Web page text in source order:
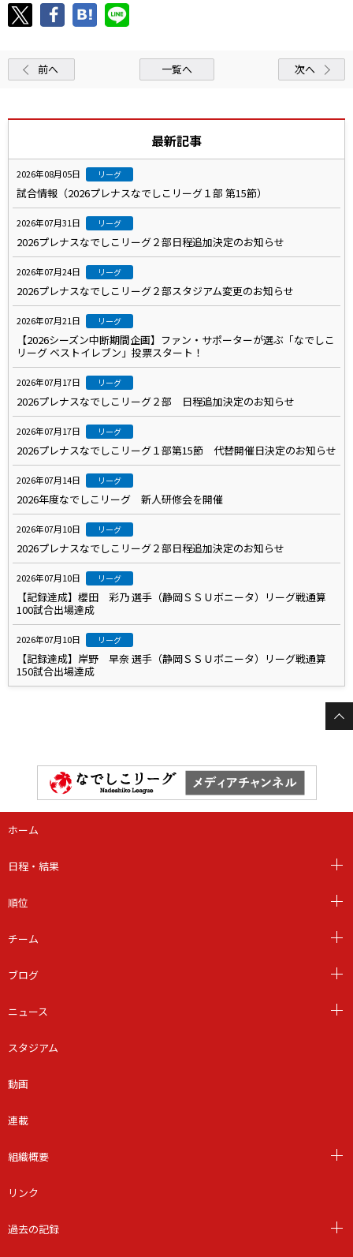
前へ 一覧へ 次へ
最新記事
2026年08月05日 リーグ
試合情報（2026プレナスなでしこリーグ１部 第15節）
2026年07月31日 リーグ
2026プレナスなでしこリーグ２部日程追加決定のお知らせ
2026年07月24日 リーグ
2026プレナスなでしこリーグ２部スタジアム変更のお知らせ
2026年07月21日 リーグ
【2026シーズン中断期間企画】ファン・サポーターが選ぶ「なでしこ
リーグ ベストイレブン」投票スタート！
2026年07月17日 リーグ
2026プレナスなでしこリーグ２部 日程追加決定のお知らせ
2026年07月17日 リーグ
2026プレナスなでしこリーグ１部第15節 代替開催日決定のお知らせ
2026年07月14日 リーグ
2026年度なでしこリーグ 新人研修会を開催
2026年07月10日 リーグ
2026プレナスなでしこリーグ２部日程追加決定のお知らせ
2026年07月10日 リーグ
【記録達成】櫻田 彩乃 選手（静岡ＳＳＵボニータ）リーグ戦通算
100試合出場達成
2026年07月10日 リーグ
【記録達成】岸野 早奈 選手（静岡ＳＳＵボニータ）リーグ戦通算
150試合出場達成
ホーム
日程・結果
順位
チーム
ブログ
ニュース
スタジアム
動画
連載
組織概要
リンク
過去の記録